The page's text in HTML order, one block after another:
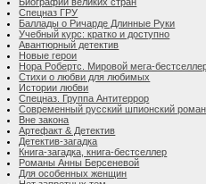
Спецназ ГРУ
Баллады о Ричарде Длинные Руки
Учебный курс: кратко и доступно
Авантюрный детектив
Новые герои
Нора Робертс. Мировой мега-
Стихи о любви для любимых
Истории любви
Спецназ. Группа Антитеррор
Современный русский шпионский роман
Вне закона
Артефакт & Детектив
Детектив-загадка
Книга-загадка, книга-бестселлер
Романы Анны Берсеневой
Для особенных женщин